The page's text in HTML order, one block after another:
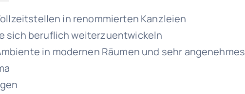
in renommierten Kanzleien
sich beruflich weiterzuentwickeln
in modernen Räumen und sehr angenehmes